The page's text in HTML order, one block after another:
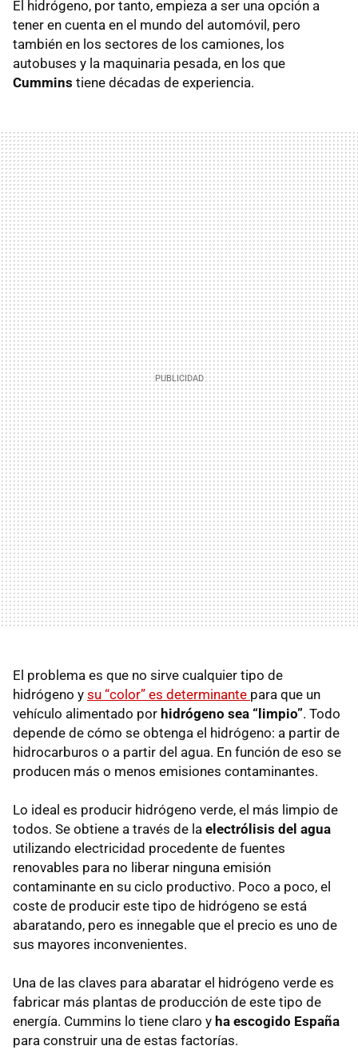
El hidrógeno, por tanto, empieza a ser una opción a
tener en cuenta en el mundo del automóvil, pero
también en los sectores de los camiones, los
autobuses y la maquinaria pesada, en los que
Cummins tiene décadas de experiencia.
El problema es que no sirve cualquier tipo de
hidrógeno y su “color” es determinante para que un
vehículo alimentado por hidrógeno sea “limpio”. Todo
depende de cómo se obtenga el hidrógeno: a partir de
hidrocarburos o a partir del agua. En función de eso se
producen más o menos emisiones contaminantes.
Lo ideal es producir hidrógeno verde, el más limpio de
todos. Se obtiene a través de la electrólisis del agua
utilizando electricidad procedente de fuentes
renovables para no liberar ninguna emisión
contaminante en su ciclo productivo. Poco a poco, el
coste de producir este tipo de hidrógeno se está
abaratando, pero es innegable que el precio es uno de
sus mayores inconvenientes.
Una de las claves para abaratar el hidrógeno verde es
fabricar más plantas de producción de este tipo de
energía. Cummins lo tiene claro y ha escogido España
para construir una de estas factorías.